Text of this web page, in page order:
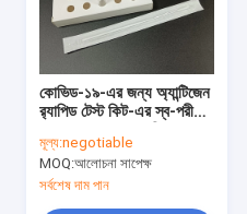
কোভিড-১৯-এর জন্য অ্যান্টিজেন
র‌্যাপিড টেস্ট কিট-এর স্ব-পরীক্ষার
মূল্য:negotiable
MOQ:আলোচনা সাপেক্ষ
সর্বশেষ দাম পান